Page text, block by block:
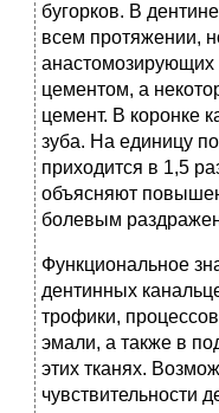
бугорков. В
всем протяжении,
цементом, а
цемент. В коронке
зуба. На единицу
приходится в 1,5
объясняют
болевым
Функциональное
дентинных
трофики,
эмали, а также в
этих тканях.
чувствительности